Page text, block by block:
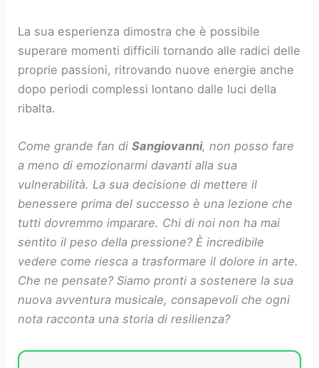
La sua esperienza dimostra che è possibile
superare momenti difficili tornando alle radici delle
proprie passioni, ritrovando nuove energie anche
dopo periodi complessi lontano dalle luci della
ribalta.
Come grande fan diSangiovanni, non posso fare
a meno di emozionarmi davanti alla sua
vulnerabilità. La sua decisione di mettere il
benessere prima del successo è una lezione che
tutti dovremmo imparare. Chi di noi non ha mai
sentito il peso della pressione? È incredibile
vedere come riesca a trasformare il dolore in arte.
Che ne pensate? Siamo pronti a sostenere la sua
nuova avventura musicale, consapevoli che ogni
nota racconta una storia di resilienza?